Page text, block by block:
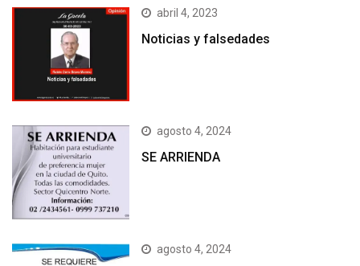
abril 4, 2023
Noticias y falsedades
agosto 4, 2024
SE ARRIENDA
agosto 4, 2024